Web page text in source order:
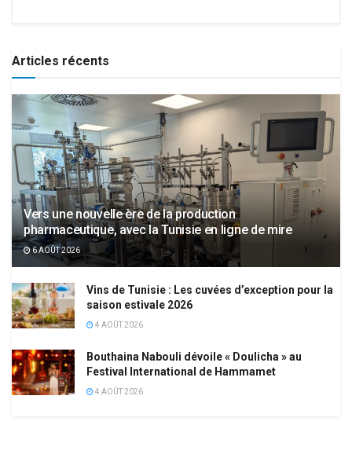
Articles récents
Vers une nouvelle ère de la production
pharmaceutique, avec la Tunisie en ligne de mire
6 AOÛT 2026
Vins de Tunisie : Les cuvées d’exception pour la
saison estivale 2026
4 AOÛT 2026
Bouthaina Nabouli dévoile « Doulicha » au
Festival International de Hammamet
4 AOÛT 2026